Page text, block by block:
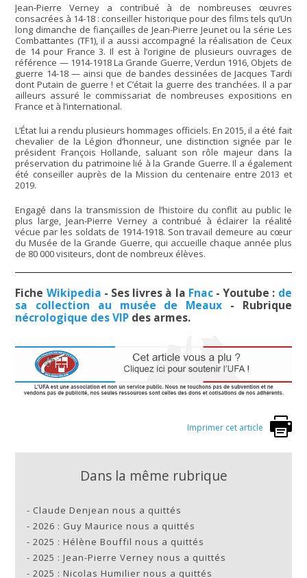
Jean-Pierre Verney a contribué à de nombreuses œuvres
consacrées à 14-18 : conseiller historique pour des films tels qu’Un
long dimanche de fiançailles de Jean-Pierre Jeunet ou la série Les
Combattantes (TF1), il a aussi accompagné la réalisation de Ceux
de 14 pour France 3. Il est à l’origine de plusieurs ouvrages de
référence — 1914-1918 La Grande Guerre, Verdun 1916, Objets de
guerre 14-18 — ainsi que de bandes dessinées de Jacques Tardi
dont Putain de guerre ! et C’était la guerre des tranchées. Il a par
ailleurs assuré le commissariat de nombreuses expositions en
France et à l’international.
L’État lui a rendu plusieurs hommages officiels. En 2015, il a été fait
chevalier de la Légion d’honneur, une distinction signée par le
président François Hollande, saluant son rôle majeur dans la
préservation du patrimoine lié à la Grande Guerre. Il a également
été conseiller auprès de la Mission du centenaire entre 2013 et
2019.
Engagé dans la transmission de l’histoire du conflit au public le
plus large, Jean-Pierre Verney a contribué à éclairer la réalité
vécue par les soldats de 1914-1918. Son travail demeure au cœur
du Musée de la Grande Guerre, qui accueille chaque année plus
de 80 000 visiteurs, dont de nombreux élèves.
Fiche Wikipedia - Ses livres à la Fnac- Youtube : de
sa collection au musée de Meaux - Rubrique
nécrologique des VIP des armes.
Imprimer cet article
Dans la même rubrique
- Claude Denjean nous a quittés
-2026 : Guy Maurice nous a quittés
-2025 : Hélène Bouffil nous a quittés
-2025 : Jean-Pierre Verney nous a quittés
-2025 : Nicolas Humilier nous a quittés